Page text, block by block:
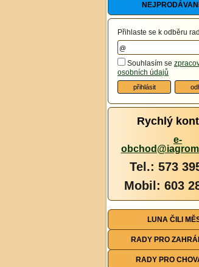
Přihlaste se k odběru
Souhlasím se
osobních údajů
Rychlý
e-
Tel.: 573
Mobil: 603
LUNA ČILI
RADY PRO
RADY PRO